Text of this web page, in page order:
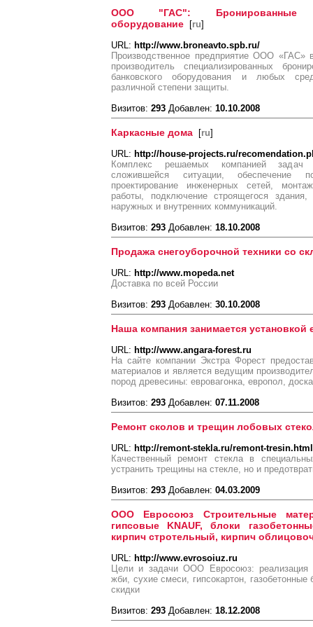
ООО "ГАС": Бронированные
оборудование [ru]
URL: http://www.broneavto.spb.ru/
Производственное предприятие ООО «ГАС»
производитель специализированных
банковского оборудования и любых
различной степени защиты.
Визитов: 293 Добавлен: 10.10.2008
Каркасные дома [ru]
URL: http://house-projects.ru/
Комплекс решаемых компанией задач
сложившейся ситуации, обеспечение
проектирование инженерных сетей,
работы, подключение строящегося
наружных и внутренних коммуникаций.
Визитов: 293 Добавлен: 18.10.2008
Продажа снегоуборочной техники со
URL: http://www.mopeda.net
Доставка по всей России
Визитов: 293 Добавлен: 30.10.2008
Наша компания занимается
URL: http://www.angara-forest.ru
На сайте компании Экстра Форест
материалов и является ведущим
пород древесины: евровагонка, европол,
Визитов: 293 Добавлен: 07.11.2008
Ремонт сколов и трещин лобовых
URL: http://remont-stekla.ru/remont-tresin.html
Качественный ремонт стекла в
устранить трещины на стекле, но и
Визитов: 293 Добавлен: 04.03.2009
ООО Евросоюз Строительные
гипсовые KNAUF, блоки
кирпич стротельный, кирпич
URL: http://www.evrosoiuz.ru
Цели и задачи ООО Евросоюз: реализация
жби, сухие смеси, гипсокартон,
скидки
Визитов: 293 Добавлен: 18.12.2008